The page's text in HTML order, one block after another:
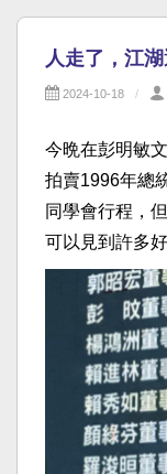
人走了，江
2024-10-18
今晩在彭明敏
拍賣1996年總
同學會行程，
可以見到許多